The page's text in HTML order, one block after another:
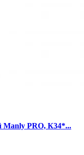
Manly PRO, К34*...